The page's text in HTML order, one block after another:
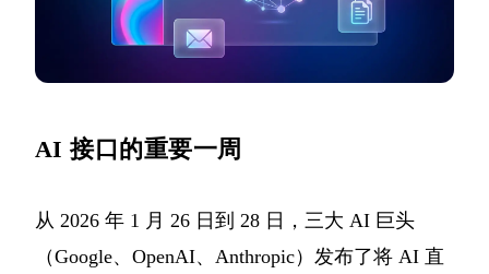
AI 接口的重要一周
从 2026 年 1 月 26 日到 28 日，三大 AI 巨头
（Google、OpenAI、Anthropic）发布了将 AI 直